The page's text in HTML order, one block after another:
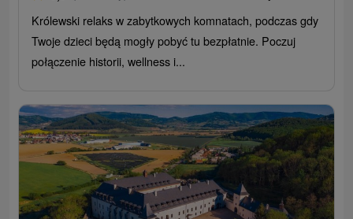
Królewski relaks w zabytkowych komnatach, podczas gdy
Twoje dzieci będą mogły pobyć tu bezpłatnie. Poczuj
połączenie historii, wellness i...